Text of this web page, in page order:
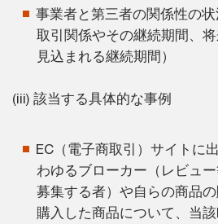
事業者と第三者の関係性の
取引関係やその継続期間、
見込まれる継続期間）
(iii) 該当する具体的な事例
EC（電子商取引）サイトに
わゆるブローカー（レビュ
募集する者）や自らの商品の
購入した商品について、当